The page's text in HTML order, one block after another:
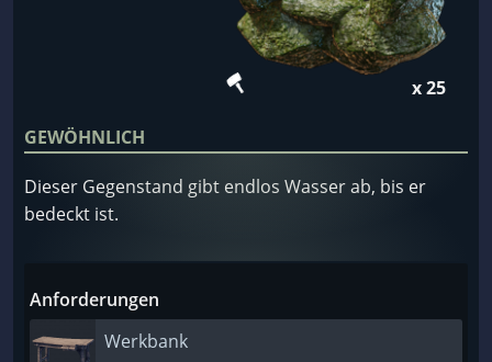
x 25
GEWÖHNLICH
Dieser Gegenstand gibt endlos Wasser ab, bis er
bedeckt ist.
Anforderungen
Werkbank